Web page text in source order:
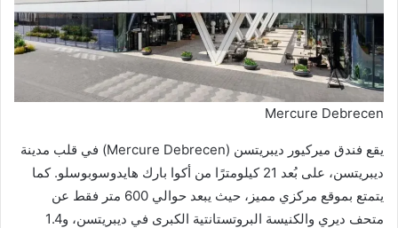
Mercure Debrecen
يقع فندق ميركيور ديبريتسن (Mercure Debrecen) في قلب مدينة
ديبريتسن، على بُعد 21 كيلومترًا من أكوا بارك هايدوسوبوسلو. كما
يتمتع بموقع مركزي مميز، حيث يبعد حوالي 600 متر فقط عن
متحف ديري والكنيسة البروتستانتية الكبرى في ديبريتسن، و1.4